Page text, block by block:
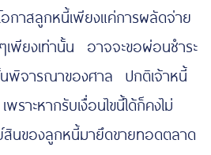
อกาสลูกหนี้เพียงแค่การผลัดจ่าย
ๆเพียงเท่านั้น อาจจะขอผ่อนชำระ
นพิจารณาของศาล ปกติเจ้าหนี้
าะหากรับเงื่อนไขนี้ได้ก็คงไม่
นของลูกหนี้มายึดขายทอดตลาด